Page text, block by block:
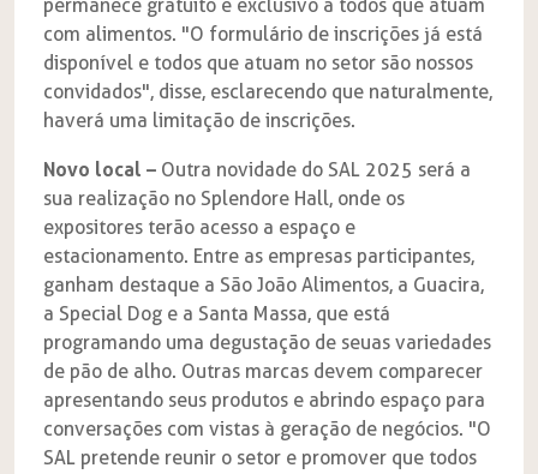
permanece gratuito e exclusivo a todos que atuam
com alimentos. "O formulário de inscrições já está
disponível e todos que atuam no setor são nossos
convidados", disse, esclarecendo que naturalmente,
haverá uma limitação de inscrições.
Novo local – Outra novidade do SAL 2025 será a
sua realização no Splendore Hall, onde os
expositores terão acesso a espaço e
estacionamento. Entre as empresas participantes,
ganham destaque a São João Alimentos, a Guacira,
a Special Dog e a Santa Massa, que está
programando uma degustação de seuas variedades
de pão de alho. Outras marcas devem comparecer
apresentando seus produtos e abrindo espaço para
conversações com vistas à geração de negócios. "O
SAL pretende reunir o setor e promover que todos